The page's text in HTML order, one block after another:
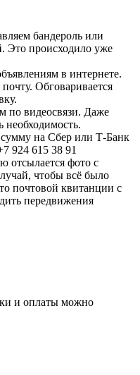
бандероль или
Это происходило уже
в интернете.
Обговаривается
по видеосвязи. Даже
необходимость.
на Сбер или Т-Банк
924 615 38 91
отсылается фото с
чтобы всё было
почтовой квитанции с
передвижения
и оплаты можно